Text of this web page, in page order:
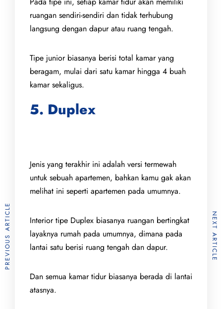
ruangan sendiri-sendiri dan tidak terhubung
langsung dengan dapur atau ruang tengah.
Tipe junior biasanya berisi total kamar yang
beragam, mulai dari satu kamar hingga 4 buah
kamar sekaligus.
5. Duplex
Jenis yang terakhir ini adalah versi termewah
untuk sebuah apartemen, bahkan kamu gak akan
melihat ini seperti apartemen pada umumnya.
Interior tipe Duplex biasanya ruangan bertingkat
layaknya rumah pada umumnya, dimana pada
lantai satu berisi ruang tengah dan dapur.
Dan semua kamar tidur biasanya berada di lantai
atasnya.
PREVIOUS ARTICLE NEXT ARTICLE